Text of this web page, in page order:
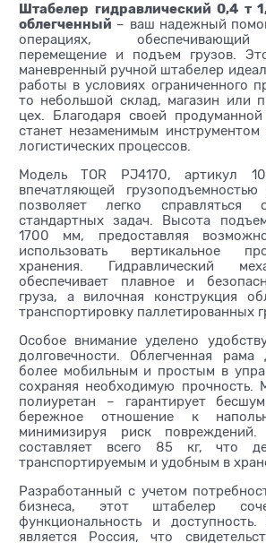
Штабелер гидравлический 0,4 т
облегченный – ваш надежный
операциях,
перемещение и подъем грузов.
маневренный ручной штабелер
работы в условиях ограниченного
то небольшой склад, магазин или
цех. Благодаря своей
станет незаменимым инструментом
логистических процессов.
Модель TOR PJ4170, артикул
впечатляющей
позволяет легко справляться
стандартных задач. Высота
1700 мм, предоставляя
использовать вертикальное
хранения. Гидравлический
обеспечивает плавное и
груза, а вилочная конструкция
транспортировку паллетированных
Особое внимание уделено
долговечности. Облегченная рама
более мобильным и простым в
сохраняя необходимую прочность.
полиуретан – гарантирует
бережное отношение к
минимизируя риск повреждений.
составляет всего 85 кг, что
транспортируемым и удобным в
Разработанный с учетом
бизнеса, этот штабелер
функциональность и
является Россия, что